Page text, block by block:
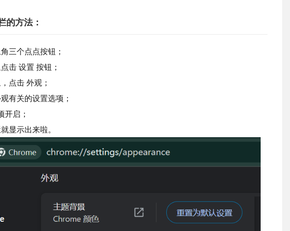
的方法：
三个点点按钮；
击 设置 按钮；
点击 外观；
有关的设置选项；
启；
显示出来啦。